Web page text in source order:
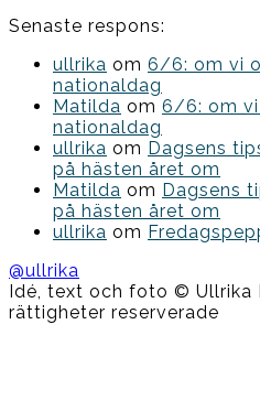
Senaste respons:
ullrika om 6/6: om vi
nationaldag
Matilda om 6/6: om vi
nationaldag
ullrika om Dagsens
på hästen året om
Matilda om Dagsens
på hästen året om
ullrika om
@ullrika
Idé, text och foto © Ullrika
rättigheter reserverade